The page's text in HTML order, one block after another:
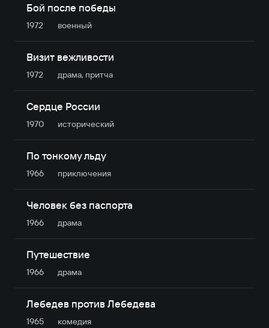
Бой после победы
1972 военный
Визит вежливости
1972 драма, притча
Сердце России
1970 исторический
По тонкому льду
1966 приключе­ния
Человек без паспорта
1966 драма
Путешествие
1966 драма
Лебедев против Лебедева
1965 комедия